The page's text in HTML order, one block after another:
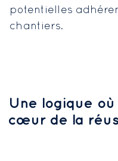
potentielles
chantiers.
Une logique où
cœur de la